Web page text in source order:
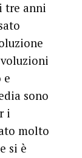
tre anni
e
sono
i
molto
si è